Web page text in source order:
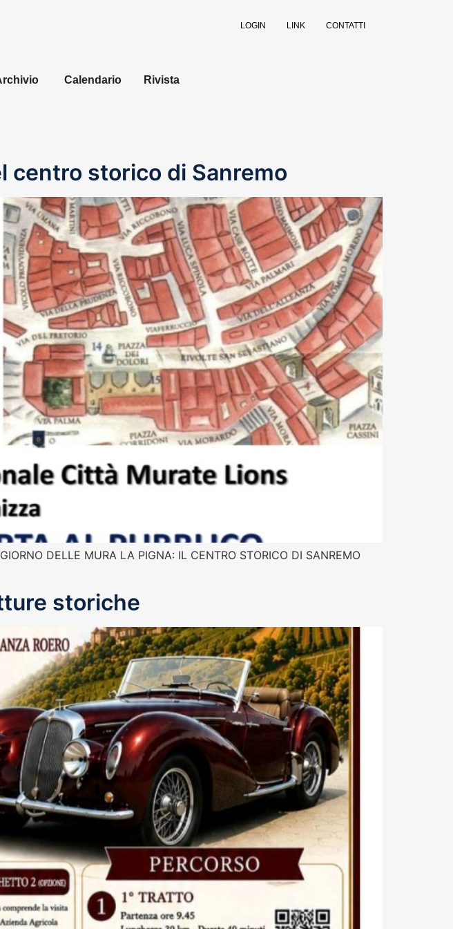
LOGIN LINK CONTATTI
Calendario Rivista
centro storico di Sanremo
DELLE MURA LA PIGNA: IL CENTRO STORICO DI SANREMO
storiche